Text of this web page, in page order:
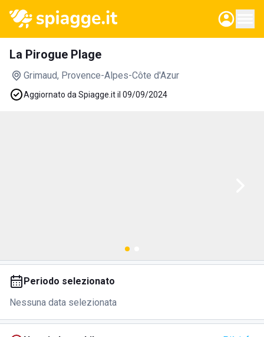
La Pirogue Plage
Grimaud, Provence-Alpes-Côte d'Azur
Aggiornato da Spiagge.it il 09/09/2024
Periodo selezionato
Nessuna data selezionata